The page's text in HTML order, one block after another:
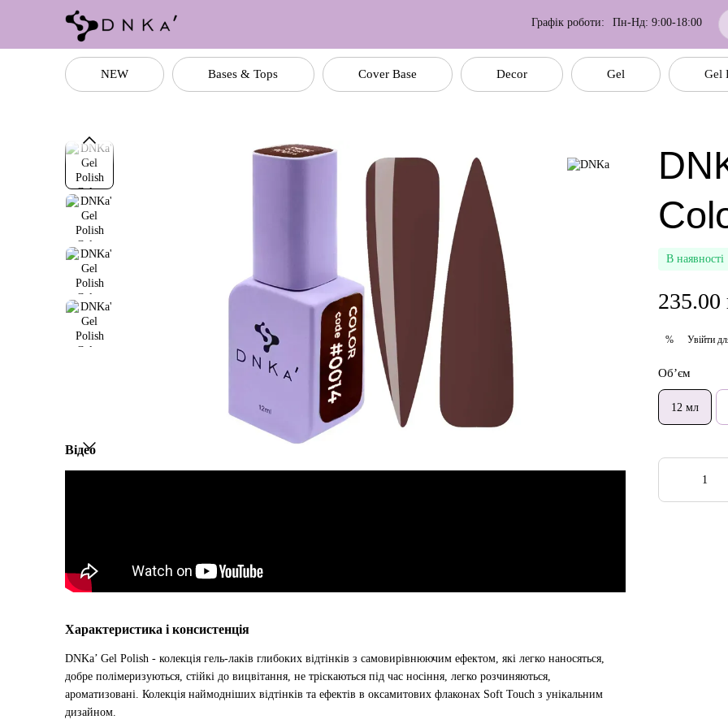
Перейти до основного контенту
Графік роботи:
Пн-Нд: 9:00-18:00
NEW Bases & Tops Cover Base Decor Gel Gel
Відео
Характеристика і консистенція
DNKa’ Gel Polish - колекція гель-лаків глибоких відтінків з самовирівнюючим ефектом, які легко наносяться,
добре полімеризуються, стійкі до вицвітання, не тріскаються під час носіння, легко розчиняються,
ароматизовані. Колекція наймодніших відтінків та ефектів в оксамитових флаконах Soft Touch з унікальним
дизайном.
В наявності
235.00
% Увійти
Об’єм
12 мл